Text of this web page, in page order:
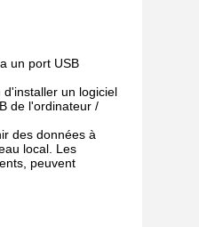
un port USB
un logiciel
de l'ordinateur /
des données à
local. Les
peuvent